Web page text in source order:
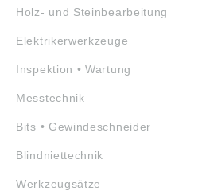
Holz- und Steinbearbeitung
Elektrikerwerkzeuge
Inspektion • Wartung
Messtechnik
Bits • Gewindeschneider
Blindniettechnik
Werkzeugsätze